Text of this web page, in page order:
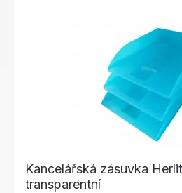
Kancelářská zásuvka
transparentní